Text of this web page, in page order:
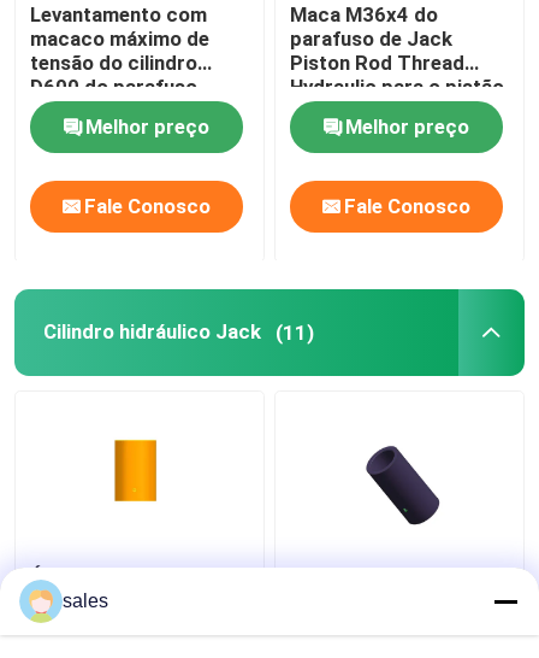
Levantamento com
macaco máximo de
tensão do cilindro
D600 do parafuso
hidráulico do
turbocompressor
680KN
Melhor preço
Fale Conosco
Maca M36x4 do
parafuso de Jack
Piston Rod Thread
Hydraulic para o pistão
Rod de S80mec
Melhor preço
Fale Conosco
Cilindro hidráulico Jack (11)
Única série de alumínio
ativa 218 de Jack RAC
do cilindro hidráulico a
sales